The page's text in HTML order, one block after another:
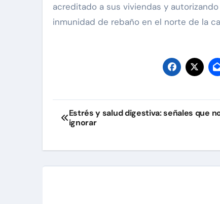
acreditado a sus viviendas y
inmunidad de rebaño en el norte de la
Navegación
de
entradas
Estrés y salud digestiva: señales que
ignorar